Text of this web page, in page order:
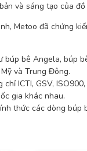
và sáng tạo của
Metoo đã chứng
búp bê Angela, búp
và Trung Đông.
ICTI, GSV,
gia khác nhau.
thức các dòng búp